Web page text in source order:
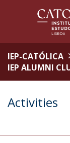
IEP-CATÓLICA
IEP ALUMNI
Activities